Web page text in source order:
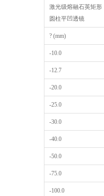
激光级熔融石英矩形
圆柱平凹透镜
? (mm)
-10.0
-12.7
-20.0
-25.0
-30.0
-40.0
-50.0
-75.0
-100.0